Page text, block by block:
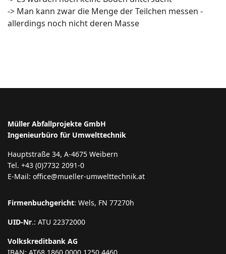
-> Man kann zwar die Menge der Teilchen messen -
allerdings noch nicht deren Masse
Müller Abfallprojekte GmbH
Ingenieurbüro für Umwelttechnik
Hauptstraße 34, A-4675 Weibern
Tel. +43 (0)7732 2091-0
E-Mail: office@mueller-umwelttechnik.at
Firmenbuchgericht: Wels, FN 77270h
UID-Nr.: ATU 22372000
Volkskreditbank AG